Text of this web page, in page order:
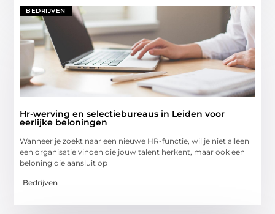
BEDRIJVEN
Hr-werving en selectiebureaus in Leiden voor
eerlijke beloningen
Wanneer je zoekt naar een nieuwe HR-functie, wil je niet alleen
een organisatie vinden die jouw talent herkent, maar ook een
beloning die aansluit op
Bedrijven